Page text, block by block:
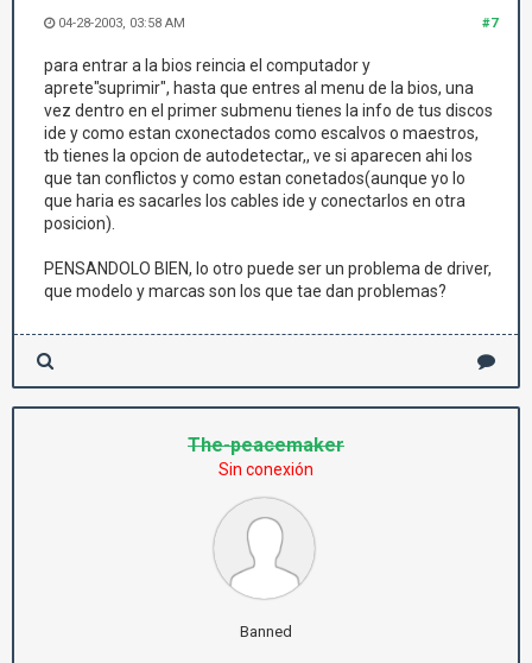
#7
04-28-2003, 03:58 AM
para entrar a la bios reincia el computador y
aprete"suprimir", hasta que entres al menu de la bios, una
vez dentro en el primer submenu tienes la info de tus discos
ide y como estan cxonectados como escalvos o maestros,
tb tienes la opcion de autodetectar,, ve si aparecen ahi los
que tan conflictos y como estan conetados(aunque yo lo
que haria es sacarles los cables ide y conectarlos en otra
posicion).
PENSANDOLO BIEN, lo otro puede ser un problema de driver,
que modelo y marcas son los que tae dan problemas?
The-peacemaker
Sin conexión
Banned